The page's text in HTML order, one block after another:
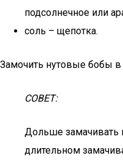
подсолнечное или
соль – щепотка.
Замочить нутовые бобы в
СОВЕТ:
Дольше замачивать
длительном